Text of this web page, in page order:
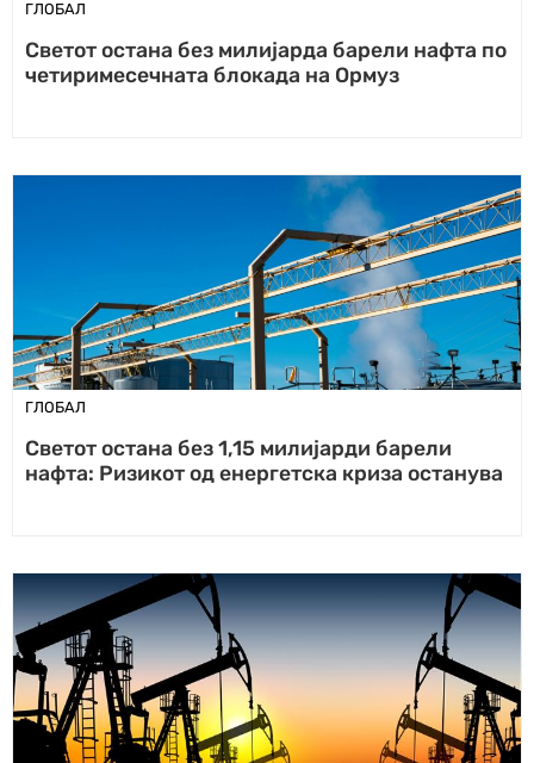
ГЛОБАЛ
Светот остана без милијарда барели нафта по
четиримесечната блокада на Ормуз
ГЛОБАЛ
Светот остана без 1,15 милијарди барели
нафта: Ризикот од енергетска криза останува